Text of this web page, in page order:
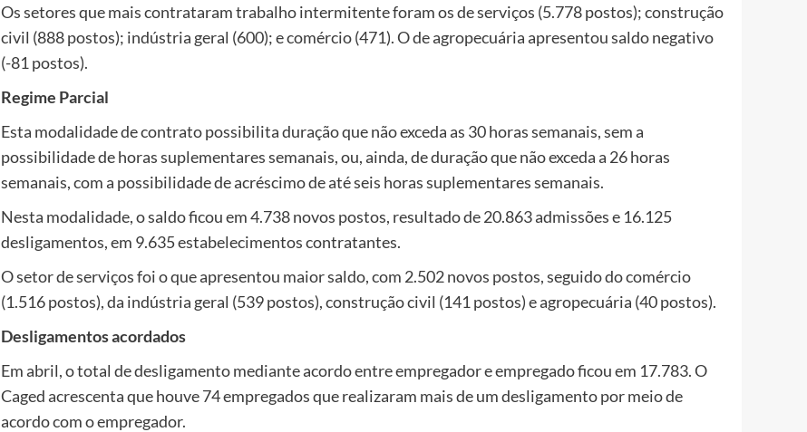
Os setores que mais contrataram trabalho intermitente foram os de serviços (5.778 postos); construção
civil (888 postos); indústria geral (600); e comércio (471). O de agropecuária apresentou saldo negativo
(-81 postos).
Regime Parcial
Esta modalidade de contrato possibilita duração que não exceda as 30 horas semanais, sem a
possibilidade de horas suplementares semanais, ou, ainda, de duração que não exceda a 26 horas
semanais, com a possibilidade de acréscimo de até seis horas suplementares semanais.
Nesta modalidade, o saldo ficou em 4.738 novos postos, resultado de 20.863 admissões e 16.125
desligamentos, em 9.635 estabelecimentos contratantes.
O setor de serviços foi o que apresentou maior saldo, com 2.502 novos postos, seguido do comércio
(1.516 postos), da indústria geral (539 postos), construção civil (141 postos) e agropecuária (40 postos).
Desligamentos acordados
Em abril, o total de desligamento mediante acordo entre empregador e empregado ficou em 17.783. O
Caged acrescenta que houve 74 empregados que realizaram mais de um desligamento por meio de
acordo com o empregador.